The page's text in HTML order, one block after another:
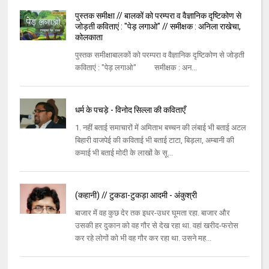
पुस्तक समीक्षा // बालकों को परम्परा व वैज्ञानिक दृष्टिकोण से
जोड़ती कविताएं : "पेड़ लगाओ" // समीक्षक : अनिला राखेचा,
कोलकाता
पुस्तक समीक्षाबालकों को परम्परा व वैज्ञानिक दृष्टिकोण से जोड़ती
कविताएं : "पेड़ लगाओ" समीक्षक : अन...
धर्म के पचड़े - विनोद सिल्ला की कविताएँ
1. नहीं बताई समाचारों में अमिताभ बच्चन की लंबाई भी बताई अटल
बिहारी वाजपेई की कविताई भी बताई टाटा, बिड़ला, अम्बानी की
कमाई भी बताई मोदी के लाखों के सू...
(कहानी) // टुकडा-टुकड़ा आदमी - अंकुश्री
बाजार में वह कुछ देर तक इधर-उधर घूमता रहा. बाजार और
उसकी हर दुकान को वह गौर से देख रहा था. वहां खरीद-फरोस
कर रहे लोगों को भी वह गौर कर रहा था. उसने मह...